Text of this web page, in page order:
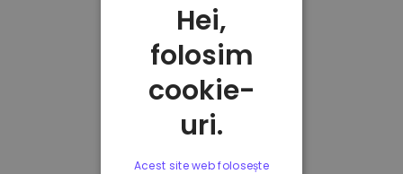
Hei,
folosim
cookie-
uri.
Acest site web folosește